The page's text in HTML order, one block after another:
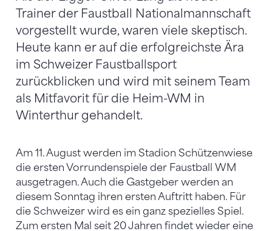
Trainer der Faustball Nationalmannschaft
vorgestellt wurde, waren viele skeptisch.
Heute kann er auf die erfolgreichste Ära
im Schweizer Faustballsport
zurückblicken und wird mit seinem Team
als Mitfavorit für die Heim-WM in
Winterthur gehandelt.
Am 11. August werden im Stadion Schützenwiese
die ersten Vorrundenspiele der Faustball WM
ausgetragen. Auch die Gastgeber werden an
diesem Sonntag ihren ersten Auftritt haben. Für
die Schweizer wird es ein ganz spezielles Spiel.
Zum ersten Mal seit 20 Jahren findet wieder eine